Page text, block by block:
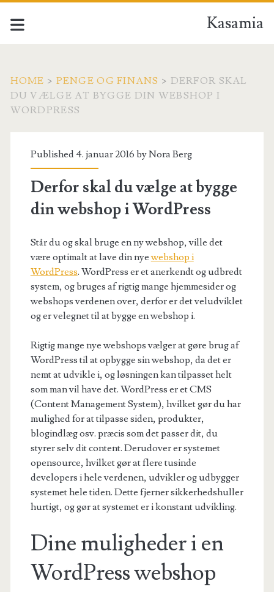
Kasamia
HOME > PENGE OG FINANS > DERFOR SKAL
DU VÆLGE AT BYGGE DIN WEBSHOP I
WORDPRESS
Published 4. januar 2016 byNora Berg
Derfor skal du vælge at bygge
din webshop i WordPress
Står du og skal bruge en ny webshop, ville det
være optimalt at lave din nyewebshop i
WordPress. WordPress er et anerkendt og udbredt
system, og bruges af rigtig mange hjemmesider og
webshops verdenen over, derfor er det veludviklet
og er velegnet til at bygge en webshop i.
Rigtig mange nye webshops vælger at gøre brug af
WordPress til at opbygge sin webshop, da det er
nemt at udvikle i, og løsningen kan tilpasset helt
som man vil have det. WordPress er et CMS
(Content Management System), hvilket gør du har
mulighed for at tilpasse siden, produkter,
blogindlæg osv. præcis som det passer dit, du
styrer selv dit content. Derudover er systemet
opensource, hvilket gør at flere tusinde
developers i hele verdenen, udvikler og udbygger
systemet hele tiden. Dette fjerner sikkerhedshuller
hurtigt, og gør at systemet er i konstant udvikling.
Dine muligheder i en
WordPress webshop